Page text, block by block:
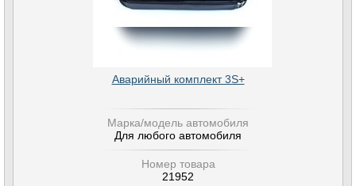
Аварийный комплект 3S+
Марка/модель автомобиля
Для любого автомобиля
Номер товара
21952